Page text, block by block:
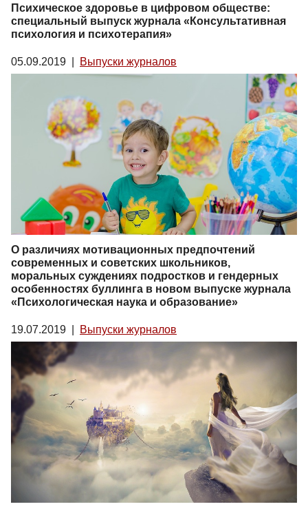
Психическое здоровье в цифровом обществе:
специальный выпуск журнала «Консультативная
психология и психотерапия»
05.09.2019 Выпуски журналов
О различиях мотивационных предпочтений
современных и советских школьников,
моральных суждениях подростков и гендерных
особенностях буллинга в новом выпуске журнала
«Психологическая наука и образование»
19.07.2019 Выпуски журналов